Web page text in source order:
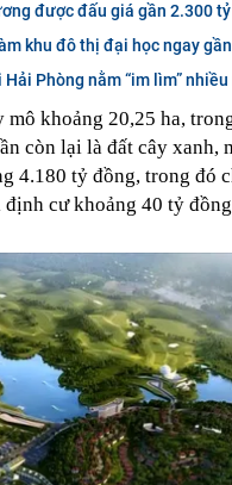
thường chọn quả to, người trong
trước
an ủi khách: 7 năm sau ở khách
thương gia
như phụ nữ 30, bác sĩ kinh
NSND Tự Long
chuyên gia dự báo đỉnh mới
rút điện ấm siêu tốc trước
được đấu giá gần 2.300
khu đô thị đại học ngay
Phòng nằm “im lìm”
khoảng 20,25 ha,
còn lại là đất cây xanh,
4.180 tỷ đồng, trong đó
cư khoảng 40 tỷ